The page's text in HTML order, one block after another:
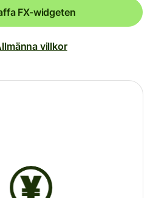
FX-widgeten
villkor